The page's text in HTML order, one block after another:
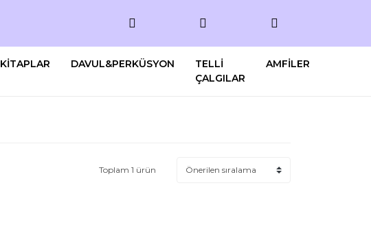
KİTAPLAR DAVUL&PERKÜSYON
TELLİ
ÇALGILAR
AMFİLER
Toplam 1 ürün